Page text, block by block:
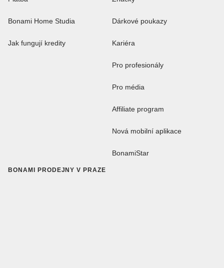
Bonami Home Studia
Jak fungují kredity
Dárkové poukazy
Kariéra
Pro profesionály
Pro média
Affiliate program
Nová mobilní aplikace
BonamiStar
BONAMI PRODEJNY V PRAZE